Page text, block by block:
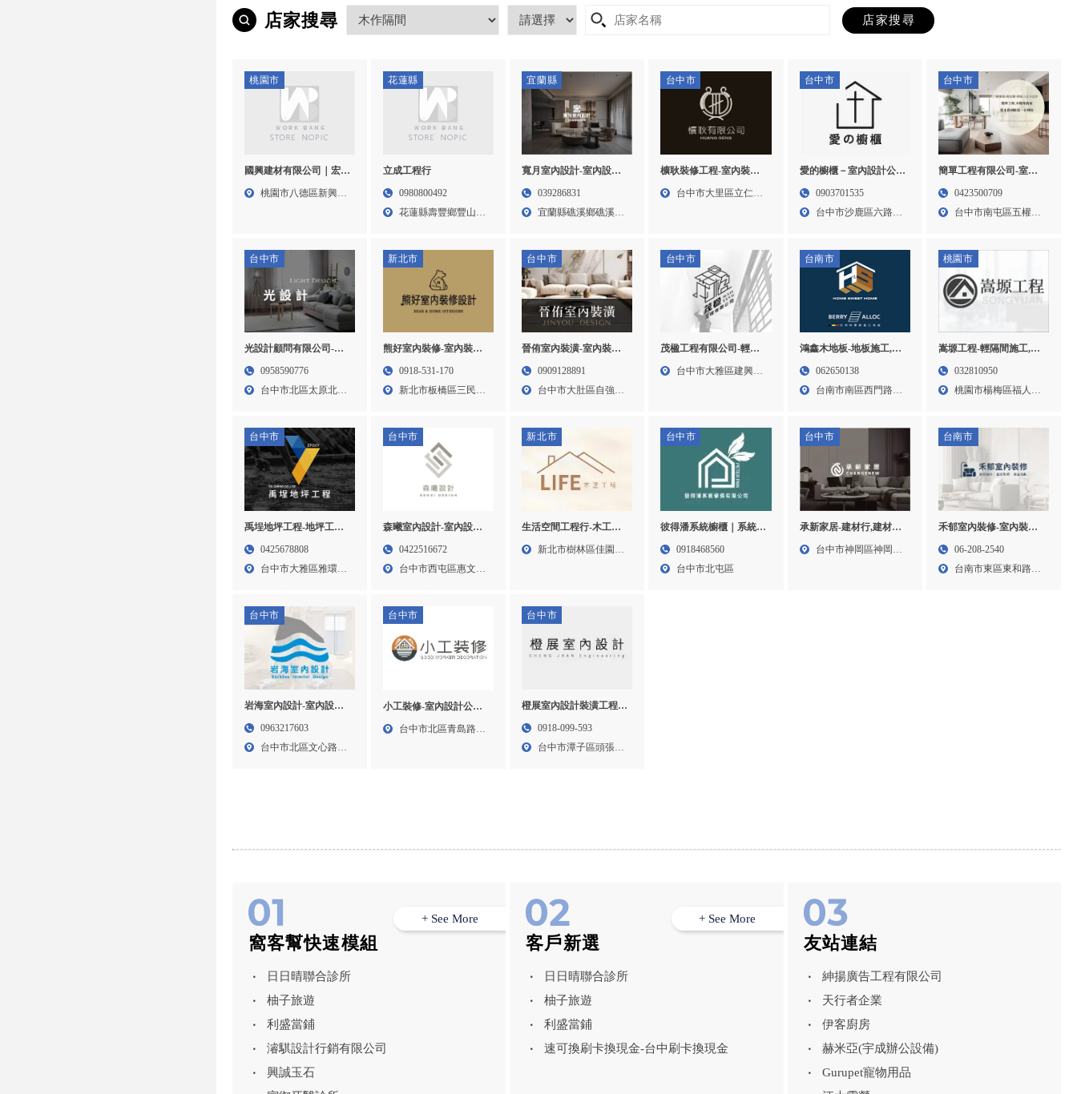
店家搜尋
桃園市
國興建材有限公司｜宏冠
室內裝修工程有
桃園市八德區新興路
花蓮縣
立成工程行
0980800492
花蓮縣壽豐鄉豐山村
宜蘭縣
寬月室內設計-室內設計
公司,宜蘭室內設計公司,
室內設計公司,礁溪室內
039286831
宜蘭縣礁溪鄉礁溪路
台中市
櫎耿裝修工程-室內裝潢,
室內裝潢公司,老屋翻修,
台中市大里區立仁路
台中市
愛的櫥櫃－室內設計公
司,木工裝潢推薦,台中室
潢推薦,沙鹿室內設計公
0903701535
台中市沙鹿區六路七
台中市
簡單工程有限公司-室內
設計,台中室內設計公司,
潢,台中輕裝潢
0423500709
台中市南屯區五權西
台中市
光設計顧問有限公司-室
內設計,室內設計公司,台
0958590776
台中市北區太原北路
新北市
熊好室內裝修-室內裝修,
室內設計公司,板橋室內
0918-531-170
新北市板橋區三民路
台中市
晉侑室內裝潢-室內裝潢,
台中室內裝潢,台中木工
0909128891
台中市大肚區自強里
台中市
茂楹工程有限公司-輕隔
間工程,輕鋼架工程,台中
台中市大雅區建興路
台南市
鴻鑫木地板-地板施工,地
板安裝,台南地板施工,南
062650138
台南市南區西門路一
桃園市
嵩塬工程-輕隔間施工,輕
鋼架施工,桃園輕隔間施
032810950
桃園市楊梅區福人路
台中市
禹埕地坪工程-地坪工程,
地坪施工,台中地坪工程,
0425678808
台中市大雅區雅環路
台中市
森曦室內設計-室內設計
公司,台中室內設計公司,
0422516672
台中市西屯區惠文五
新北市
生活空間工程行-木工裝
潢,木作工程,台北木工裝
新北市樹林區佳園路
台中市
彼得潘系統櫥櫃｜系統櫃
｜系統廚具｜系統櫥櫃設
0918468560
台中市北屯區
台中市
承新家居-建材行,建材批
發,台中建材行,台中建材
台中市神岡區神岡路
台南市
禾郁室內裝修-室內裝修,
室內裝修公司,台南室內
06-208-2540
台南市東區東和路
台中市
岩海室內設計-室內設計
公司,台中室內設計公司,
0963217603
台中市北區文心路四
台中市
小工裝修-室內設計公司,
台中室內設計公司,北區
台中市北區青島路一
台中市
橙展室內設計裝潢工程-
室內設計,台中室內設計
0918-099-593
台中市潭子區頭張路
窩客幫快速模組
日日晴聯合診所
柚子旅遊
利盛當鋪
濬騏設計行銷有限公司
興誠玉石
+ See More
客戶新選
日日晴聯合診所
柚子旅遊
利盛當鋪
速可換刷卡換現金-台中刷卡換現金
+ See More
友站連結
紳揚廣告工程有限公司
天行者企業
伊客廚房
赫米亞(宇成辦公設備)
Gurupet寵物用品